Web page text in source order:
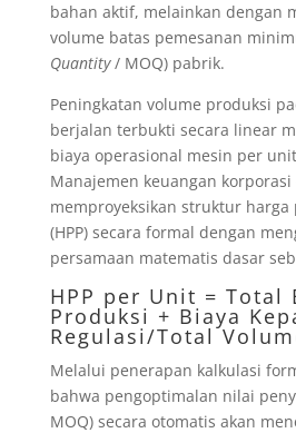
bahan aktif, melainkan dengan
volume batas pemesanan
Quantity/ MOQ) pabrik.
Peningkatan volume produksi
berjalan terbukti secara linear
biaya operasional mesin per
Manajemen keuangan
memproyeksikan struktur harga
(HPP) secara formal dengan
persamaan matematis dasar
HPP per Unit = Total
Produksi + Biaya
Regulasi/Total
Melalui penerapan kalkulasi
bahwa pengoptimalan nilai
MOQ) secara otomatis akan